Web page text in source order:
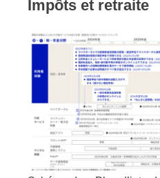
Impôts et retraite